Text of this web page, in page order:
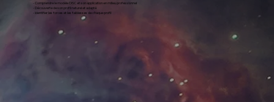
- Comprendre le modèle DISC et son application en milieu professionnel
- Découverte de son profil naturel et adapté
- Identifier les forces et les faiblesses de chaque profil